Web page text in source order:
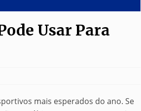
Usar Para
mais esperados do ano. Se